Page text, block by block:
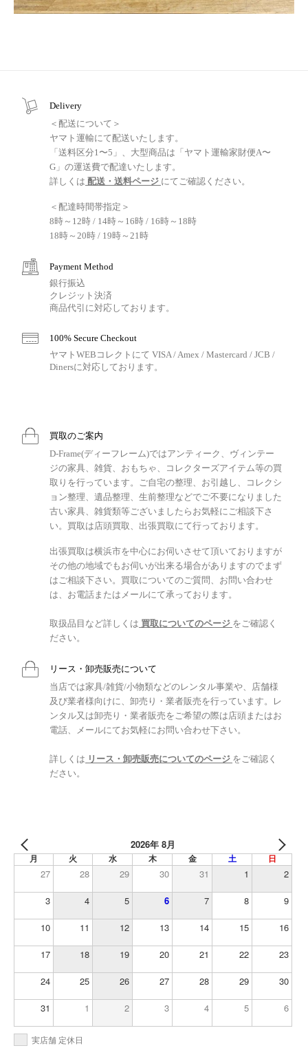
Delivery
＜配送について＞
ヤマト運輸にて配送いたします。
「送料区分1〜5」、大型商品は「ヤマト運輸家財便A〜
G」の運送費で配達いたします。
詳しくは 配送・送料ページ にてご確認ください。
＜配達時間帯指定＞
8時～12時 / 14時～16時 / 16時～18時
18時～20時 / 19時～21時
Payment Method
銀行振込
クレジット決済
商品代引に対応しております。
100% Secure Checkout
ヤマトWEBコレクトにて VISA / Amex / Mastercard / JCB /
Dinersに対応しております。
買取のご案内
D-Frame(ディーフレーム)ではアンティーク、ヴィンテー
ジの家具、雑貨、おもちゃ、コレクターズアイテム等の買
取りを行っています。ご自宅の整理、お引越し、コレクシ
ョン整理、遺品整理、生前整理などでご不要になりました
古い家具、雑貨類等ございましたらお気軽にご相談下さ
い。買取は店頭買取、出張買取にて行っております。
出張買取は横浜市を中心にお伺いさせて頂いておりますが
その他の地域でもお伺いが出来る場合がありますのでまず
はご相談下さい。買取についてのご質問、お問い合わせ
は、お電話またはメールにて承っております。
取扱品目など詳しくは 買取についてのページ をご確認く
ださい。
リース・卸売販売について
当店では家具/雑貨/小物類などのレンタル事業や、店舗様
及び業者様向けに、卸売り・業者販売を行っています。レ
ンタル又は卸売り・業者販売をご希望の際は店頭またはお
電話、メールにてお気軽にお問い合わせ下さい。
詳しくは リース・卸売販売についてのページ をご確認く
ださい。
2026年 8月
月 火 水 木 金 土 日
27 28 29 30 31 1 2
3 4 5 6 7 8 9
10 11 12 13 14 15 16
17 18 19 20 21 22 23
24 25 26 27 28 29 30
31 1 2 3 4 5 6
実店舗 定休日